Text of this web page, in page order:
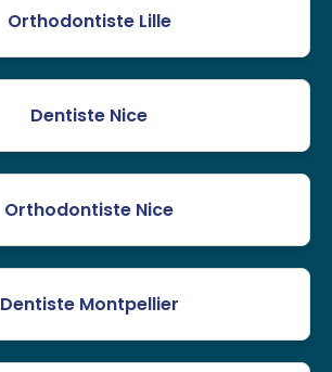
Orthodontiste Lille
Dentiste Nice
Orthodontiste Nice
Dentiste Montpellier